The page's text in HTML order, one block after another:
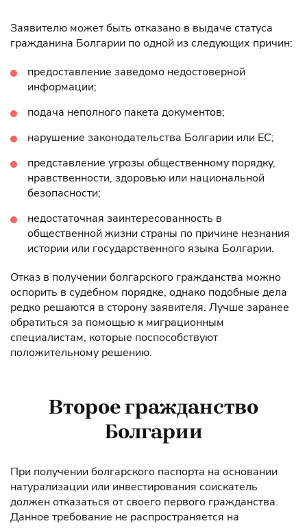
Заявителю может быть отказано в выдаче статуса
гражданина Болгарии по одной из следующих причин:
предоставление заведомо недостоверной
информации;
подача неполного пакета документов;
нарушение законодательства Болгарии или ЕС;
представление угрозы общественному порядку,
нравственности, здоровью или национальной
безопасности;
недостаточная заинтересованность в
общественной жизни страны по причине незнания
истории или государственного языка Болгарии.
Отказ в получении болгарского гражданства можно
оспорить в судебном порядке, однако подобные дела
редко решаются в сторону заявителя. Лучше заранее
обратиться за помощью к миграционным
специалистам, которые поспособствуют
положительному решению.
Второе гражданство
Болгарии
При получении болгарского паспорта на основании
натурализации или инвестирования соискатель
должен отказаться от своего первого гражданства.
Данное требование не распространяется на